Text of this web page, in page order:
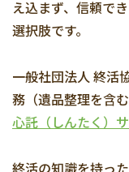
え込まず、信頼で
選択肢です。
一般社団法人 終活
務（遺品整理を含
心託（しんたく）
終活の知識を持っ